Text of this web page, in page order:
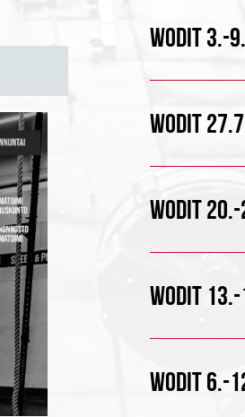
WODIT 3.-
WODIT
WODIT
WODIT
WODIT 6.-